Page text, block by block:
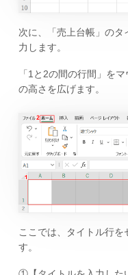
次に、「売上台帳」のタ
力します。
「1と2の間の行間」を
の高さを広げます。
ここでは、タイトル行を
す。